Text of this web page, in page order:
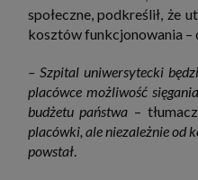
społeczne, podkreślił,
kosztów funkcjonowania –
– Szpital uniwersytecki
placówce możliwość
budżetu państwa –
placówki, ale niezależnie od
powstał.